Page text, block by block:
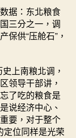
据：东北粮食
三分之一，调
保供“压舱石”，
上南粮北调，
领导干部讲，
了吃的粮食是
说经济中心、
要，对于整个
定位同样是光荣